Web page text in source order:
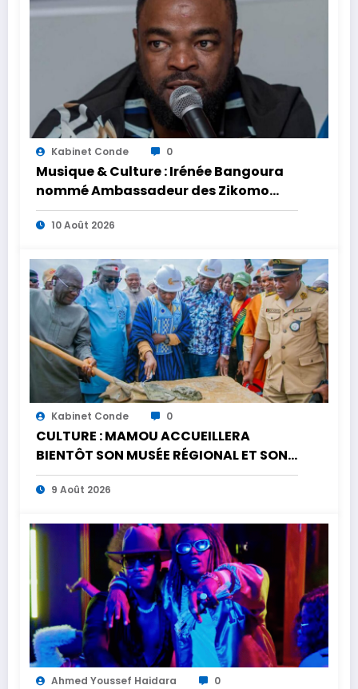
Kabinet Conde 0
Musique & Culture : Irénée Bangoura
nommé Ambassadeur des Zikomo
Africa Awards
10 Août 2026
Kabinet Conde 0
CULTURE : MAMOU ACCUEILLERA
BIENTÔT SON MUSÉE RÉGIONAL ET SON
CENTRE CULTUREL
9 Août 2026
Ahmed Youssef Haidara 0